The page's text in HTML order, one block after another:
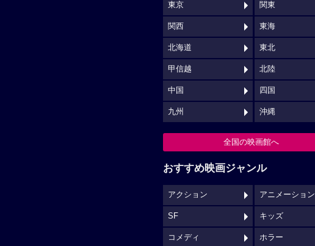
東京 関東
関西 東海
北海道 東北
甲信越 北陸
中国 四国
九州 沖縄
全国の映画館へ
おすすめ映画ジャンル
アクション アニメーション
SF キッズ
コメディ ホラー